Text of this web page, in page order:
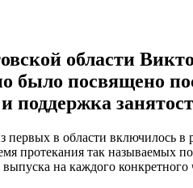
области
было посвящено
поддержка
в области включилось в
протекания так называемых
на каждого конкретного